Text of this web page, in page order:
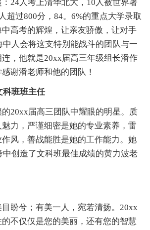
24人考上清华北大，10人被世界著
超过800分，84。6%的重点大学录取
高考的辉煌，让亲友骄傲，让对手
中人会将这支特别能战斗的团队与一
，他就是20xx届高三年级组长潘作
谢潘老师和他的团队！
科班班主任
20xx届高三团队中耀眼的明星。质
力，严谨细密是她的专业素养，雷
风，善战能胜是她的工作能力。她
创造了文科班最佳成绩的黄力波老
盼兮；有美一人，宛若清扬。20xx
不仅仅是您的美丽，还有您的智慧